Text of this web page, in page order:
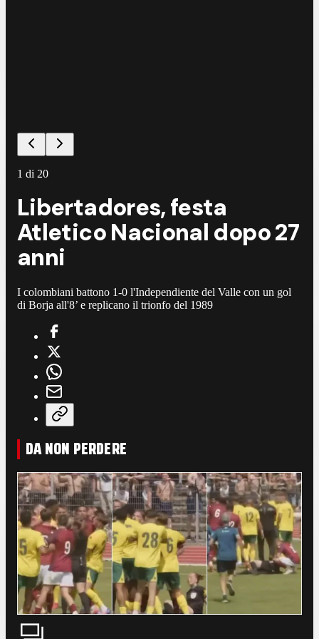
1 di 20
Libertadores, festa
Atletico Nacional dopo 27
anni
I colombiani battono 1-0 l'Independiente del Valle con un gol
di Borja all'8’ e replicano il trionfo del 1989
DA NON PERDERE